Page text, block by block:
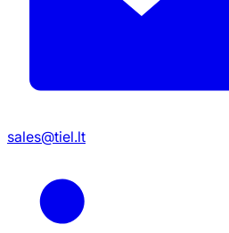
sales@tiel.lt